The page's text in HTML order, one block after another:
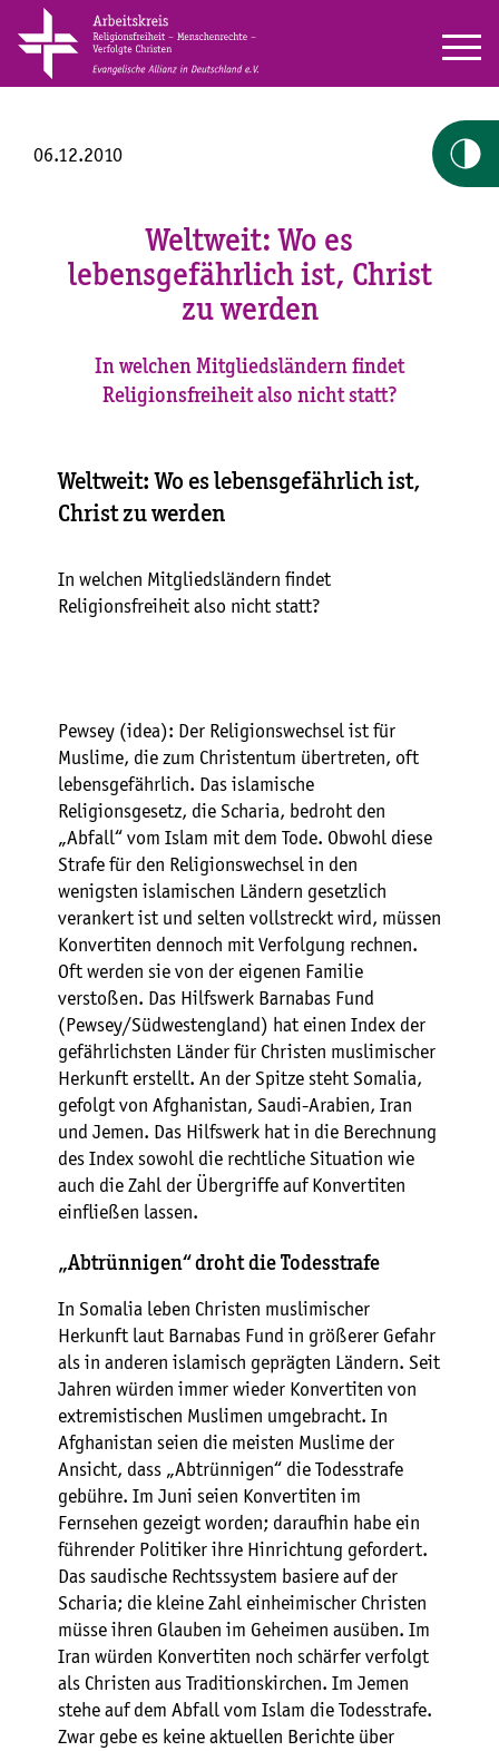
06.12.2010
Weltweit: Wo es
lebensgefährlich ist, Christ
zu werden
In welchen Mitgliedsländern findet
Religionsfreiheit also nicht statt?
Weltweit: Wo es lebensgefährlich ist,
Christ zu werden
In welchen Mitgliedsländern findet
Religionsfreiheit also nicht statt?
Pewsey (idea): Der Religionswechsel ist für
Muslime, die zum Christentum übertreten, oft
lebensgefährlich. Das islamische
Religionsgesetz, die Scharia, bedroht den
„Abfall“ vom Islam mit dem Tode. Obwohl diese
Strafe für den Religionswechsel in den
wenigsten islamischen Ländern gesetzlich
verankert ist und selten vollstreckt wird, müssen
Konvertiten dennoch mit Verfolgung rechnen.
Oft werden sie von der eigenen Familie
verstoßen. Das Hilfswerk Barnabas Fund
(Pewsey/Südwestengland) hat einen Index der
gefährlichsten Länder für Christen muslimischer
Herkunft erstellt. An der Spitze steht Somalia,
gefolgt von Afghanistan, Saudi-Arabien, Iran
und Jemen. Das Hilfswerk hat in die Berechnung
des Index sowohl die rechtliche Situation wie
auch die Zahl der Übergriffe auf Konvertiten
einfließen lassen.
„Abtrünnigen“ droht die Todesstrafe
In Somalia leben Christen muslimischer
Herkunft laut Barnabas Fund in größerer Gefahr
als in anderen islamisch geprägten Ländern. Seit
Jahren würden immer wieder Konvertiten von
extremistischen Muslimen umgebracht. In
Afghanistan seien die meisten Muslime der
Ansicht, dass „Abtrünnigen“ die Todesstrafe
gebühre. Im Juni seien Konvertiten im
Fernsehen gezeigt worden; daraufhin habe ein
führender Politiker ihre Hinrichtung gefordert.
Das saudische Rechtssystem basiere auf der
Scharia; die kleine Zahl einheimischer Christen
müsse ihren Glauben im Geheimen ausüben. Im
Iran würden Konvertiten noch schärfer verfolgt
als Christen aus Traditionskirchen. Im Jemen
stehe auf dem Abfall vom Islam die Todesstrafe.
Zwar gebe es keine aktuellen Berichte über